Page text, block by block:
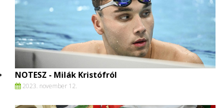
NOTESZ - Milák Kristófról
2023. november 12.